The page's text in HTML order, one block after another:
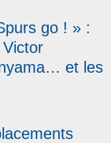
go ! » :
Victor
et les